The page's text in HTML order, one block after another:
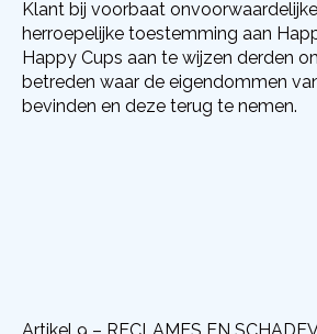
Klant bij voorbaat
herroepelijke toestemming aan
Happy Cups aan te wijzen derden
betreden waar de eigendommen
bevinden en deze terug te nemen.
Artikel 9 – RECLAMES EN